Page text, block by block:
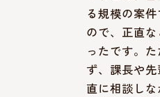
る規模の案
ので、正直
ったです。
ず、課長や
直に相談し